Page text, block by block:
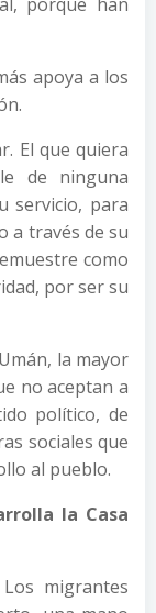
apoya a los
El que quiera
de ninguna
servicio, para
a través de su
como
por ser su
la mayor
no aceptan a
político, de
sociales que
al pueblo.
la Casa
migrantes